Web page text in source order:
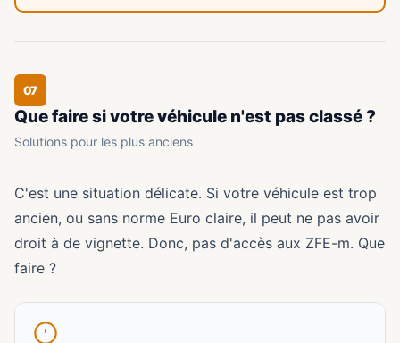
07
Que faire si votre véhicule n'est pas classé ?
Solutions pour les plus anciens
C'est une situation délicate. Si votre véhicule est trop
ancien, ou sans norme Euro claire, il peut ne pas avoir
droit à de vignette. Donc, pas d'accès aux ZFE-m. Que
faire ?